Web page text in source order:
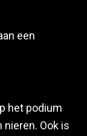
een
het podium
nieren. Ook is